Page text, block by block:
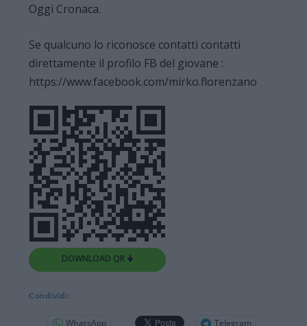
Oggi Cronaca.
Se qualcuno lo riconosce contatti contatti
direttamente il profilo FB del giovane :
https://www.facebook.com/mirko.florenzano
DOWNLOAD QR 🠋
Condividi:
WhatsApp
Telegram